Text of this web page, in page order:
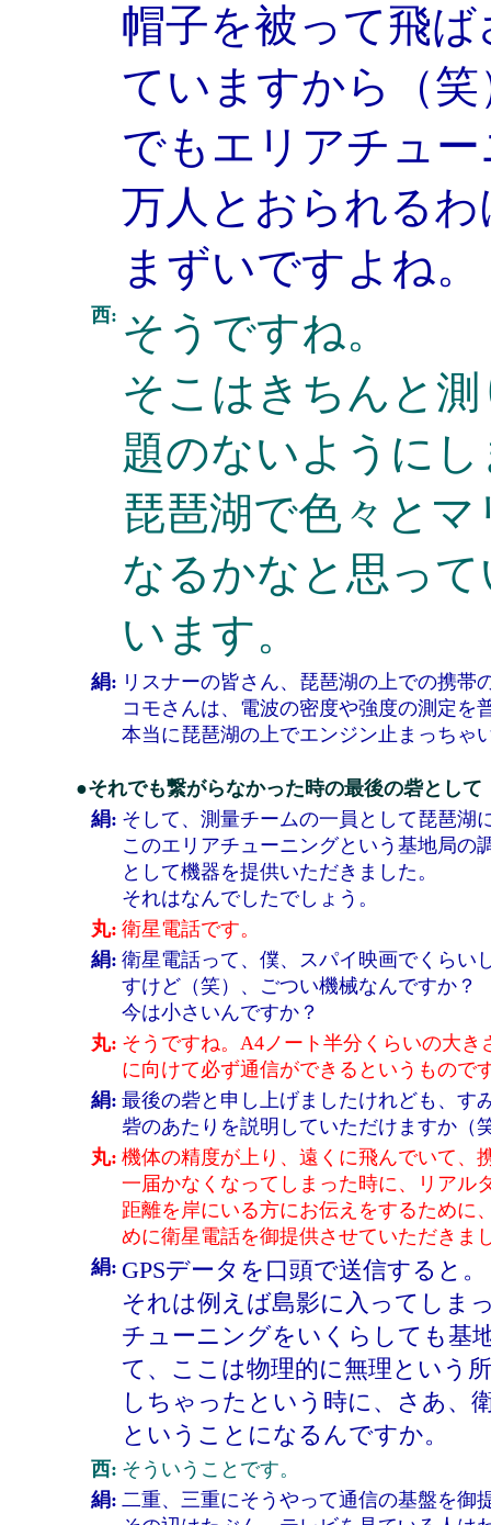
帽子を被って飛
ていますから（笑
でもエリアチュ
万人とおられる
まずいですよね。
西: そうですね。
そこはきちんと
題のないように
琵琶湖で色々と
なるかなと思っ
います。
絹: リスナーの皆さん、琵琶湖の上での携
コモさんは、電波の密度や強度の測定を
本当に琵琶湖の上でエンジン止まっちゃ
●それでも繋がらなかった時の最後の砦として
絹: そして、測量チームの一員として琵琶湖
このエリアチューニングという基地局の
として機器を提供いただきました。
それはなんでしたでしょう。
丸: 衛星電話です。
絹: 衛星電話って、僕、スパイ映画でくらい
すけど（笑）、ごつい機械なんですか？
今は小さいんですか？
丸: そうですね。A4ノート半分くらいの大き
に向けて必ず通信ができるというもので
絹: 最後の砦と申し上げましたけれども、す
砦のあたりを説明していただけますか（
丸: 機体の精度が上り、遠くに飛んでいて、
一届かなくなってしまった時に、リアル
距離を岸にいる方にお伝えをするために
めに衛星電話を御提供させていただきま
絹: GPSデータを口頭で送信すると。
それは例えば島影に入ってしま
チューニングをいくらしても基
て、ここは物理的に無理という
しちゃったという時に、さあ、
ということになるんですか。
西: そういうことです。
絹: 二重、三重にそうやって通信の基盤を御